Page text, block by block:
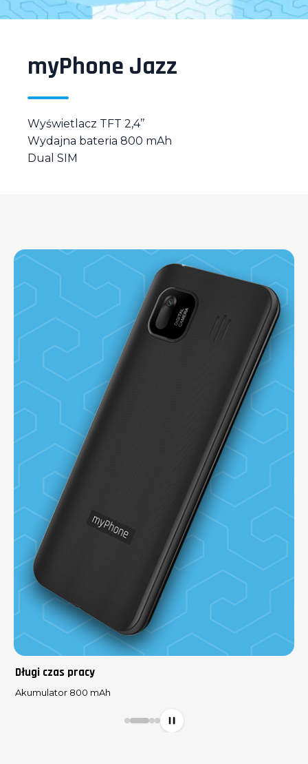
myPhone Jazz
Wyświetlacz TFT 2,4’’
Wydajna bateria 800 mAh
Dual SIM
Długi czas pracy
Akumulator 800 mAh